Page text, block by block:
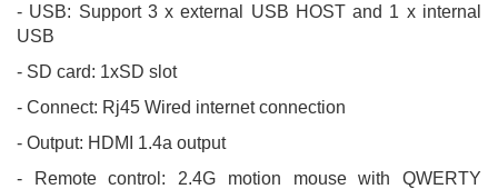
- USB: Support 3 x external USB HOST and 1 x internal
USB
- SD card: 1xSD slot
- Connect: Rj45 Wired internet connection
- Output: HDMI 1.4a output
- Remote control: 2.4G motion mouse with QWERTY